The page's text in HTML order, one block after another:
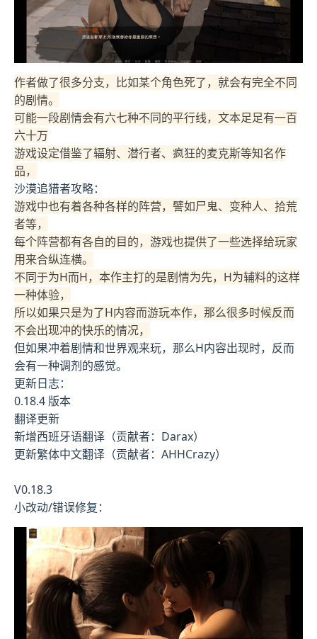
作者做了很多分支，比如某个角色死了，就会有完全不同
的剧情。
可能一段剧情会有六七种不同的平行线，文本足足有一百
六十万
游戏设定借鉴了辐射、潜行者、疯狂的麦克斯等知名作
品，
沙漠追猎者攻略：
游戏中也有着各种各样的阵营，譬如尸鬼、变种人、拾荒
者等，
每个阵营都有各自的目的，游戏也提供了一些选择给玩家
用来合纵连横。
不同于为H而H，本作主打的是剧情为先，H为辅料的这样
一种体验，
所以如果只是为了H内容而游玩本作，那么很多时候反而
不会出现冲的快乐的情况，
但如果冲着剧情和世界观来玩，那么H内容出现时，反而
会有一种调剂的感觉。
更新日志：
0.18.4 版本
翻译更新
新增西班牙语翻译（贡献者：Darax）
更新繁体中文翻译（贡献者：AHHCrazy）
V0.18.3
小改动/错误修复：